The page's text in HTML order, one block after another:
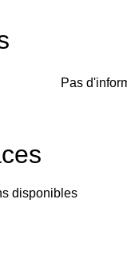
Pas
disponibles